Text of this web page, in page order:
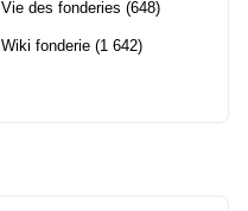
Vie des fonderies (648)
Wiki fonderie (1 642)